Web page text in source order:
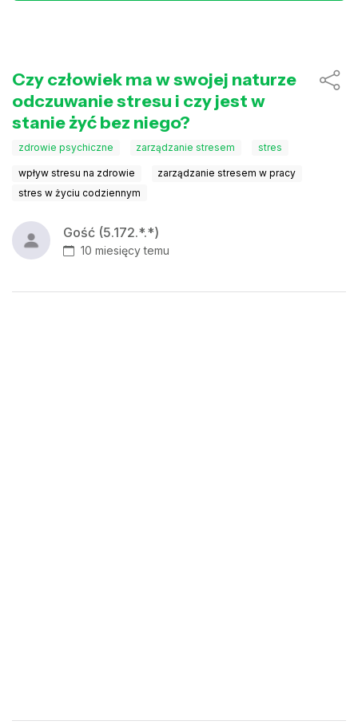
Czy człowiek ma w swojej naturze
odczuwanie stresu i czy jest w
stanie żyć bez niego?
zdrowie psychiczne zarządzanie stresem stres
wpływ stresu na zdrowie
zarządzanie stresem w pracy
stres w życiu codziennym
Gość (5.172.*.*)
10 miesięcy temu